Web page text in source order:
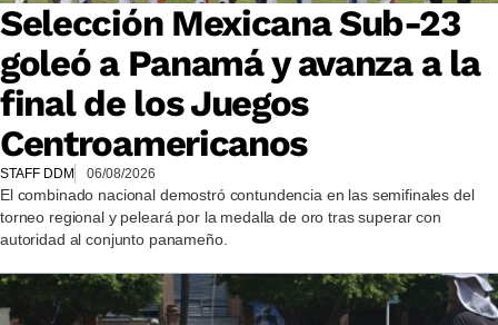
Selección Mexicana Sub-23
goleó a Panamá y avanza a la
final de los Juegos
Centroamericanos
STAFF DDM 06/08/2026
El combinado nacional demostró contundencia en las semifinales del
torneo regional y peleará por la medalla de oro tras superar con
autoridad al conjunto panameño.